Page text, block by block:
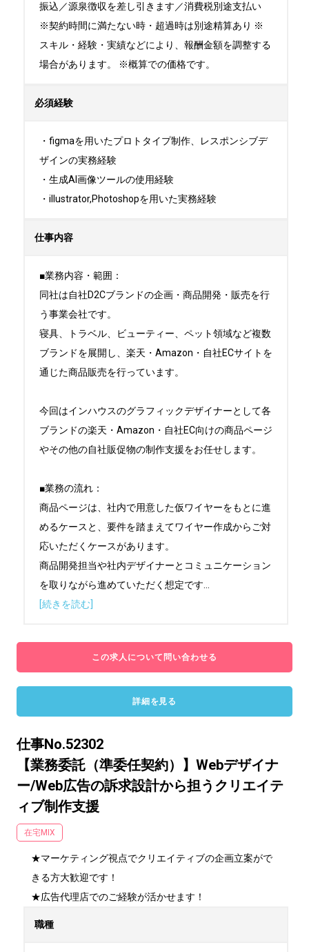
振込／源泉徴収を差し引きます／消費税別途支払い
※契約時間に満たない時・超過時は別途精算あり ※
スキル・経験・実績などにより、報酬金額を調整する
場合があります。 ※概算での価格です。
必須経験
・figmaを用いたプロトタイプ制作、レスポンシブデ
ザインの実務経験
・生成AI画像ツールの使用経験
・illustrator,Photoshopを用いた実務経験
仕事内容
■業務内容・範囲：
同社は自社D2Cブランドの企画・商品開発・販売を行
う事業会社です。
寝具、トラベル、ビューティー、ペット領域など複数
ブランドを展開し、楽天・Amazon・自社ECサイトを
通じた商品販売を行っています。
今回はインハウスのグラフィックデザイナーとして各
ブランドの楽天・Amazon・自社EC向けの商品ページ
やその他の自社販促物の制作支援をお任せします。
■業務の流れ：
商品ページは、社内で用意した仮ワイヤーをもとに進
めるケースと、要件を踏まえてワイヤー作成からご対
応いただくケースがあります。
商品開発担当や社内デザイナーとコミュニケーション
を取りながら進めていただく想定です
[続きを読む]
この求人について問い合わせる
詳細を見る
仕事No.52302
【業務委託（準委任契約）】Webデザイナ
ー/Web広告の訴求設計から担うクリエイテ
ィブ制作支援
在宅MIX
★マーケティング視点でクリエイティブの企画立案がで
きる方大歓迎です！
★広告代理店でのご経験が活かせます！
職種